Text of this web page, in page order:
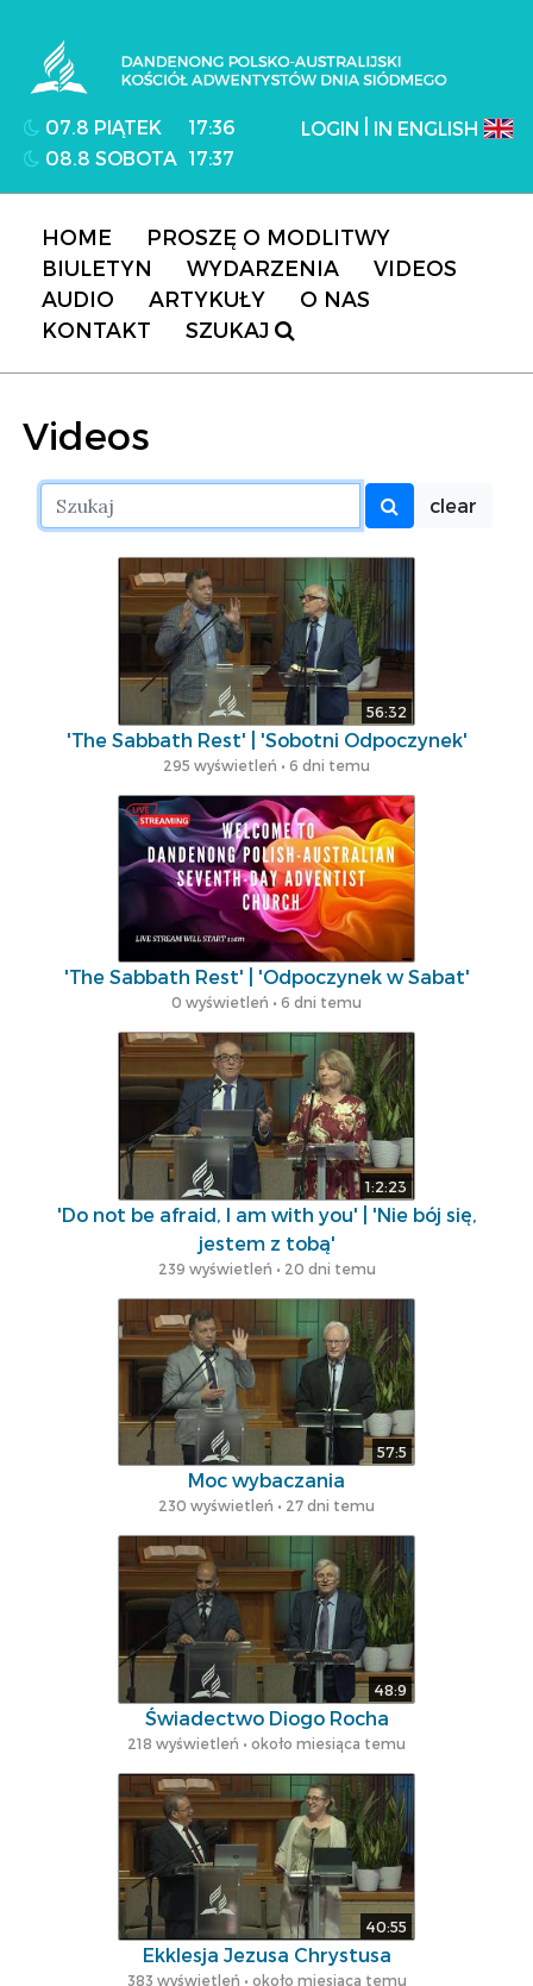
Adwentystów Dnia Siódmego
LOGIN IN ENGLISH
07.8 PIĄTEK
17:36
08.8 SOBOTA 17:37
HOME
PROSZĘ O MODLITWY
BIULETYN
WYDARZENIA
VIDEOS
AUDIO
ARTYKUŁY
O NAS
KONTAKT
SZUKAJ
Videos
clear
56:32
'The Sabbath Rest' | 'Sobotni Odpoczynek'
295 wyświetleń • 6 dni temu
'The Sabbath Rest' | 'Odpoczynek w Sabat'
0 wyświetleń • 6 dni temu
1:2:23
'Do not be afraid, I am with you' | 'Nie bój się,
jestem z tobą'
239 wyświetleń • 20 dni temu
57:5
Moc wybaczania
230 wyświetleń • 27 dni temu
48:9
Świadectwo Diogo Rocha
218 wyświetleń • około miesiąca temu
40:55
Ekklesja Jezusa Chrystusa
383 wyświetleń • około miesiąca temu